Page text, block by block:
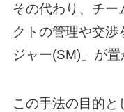
その代わり、チー
クトの管理や交渉
ジャー(SM)」が置
この手法の目的